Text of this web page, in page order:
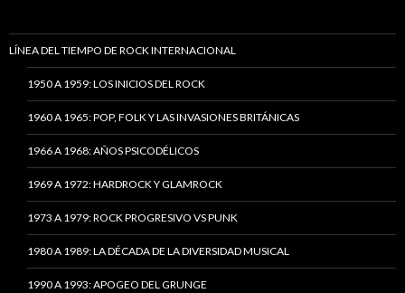
LÍNEA DEL TIEMPO DE ROCK INTERNACIONAL
1950 A 1959: LOS INICIOS DEL ROCK
1960 A 1965: POP, FOLK Y LAS INVASIONES BRITÁNICAS
1966 A 1968: AÑOS PSICODÉLICOS
1969 A 1972: HARDROCK Y GLAMROCK
1973 A 1979: ROCK PROGRESIVO VS PUNK
1980 A 1989: LA DÉCADA DE LA DIVERSIDAD MUSICAL
1990 A 1993: APOGEO DEL GRUNGE